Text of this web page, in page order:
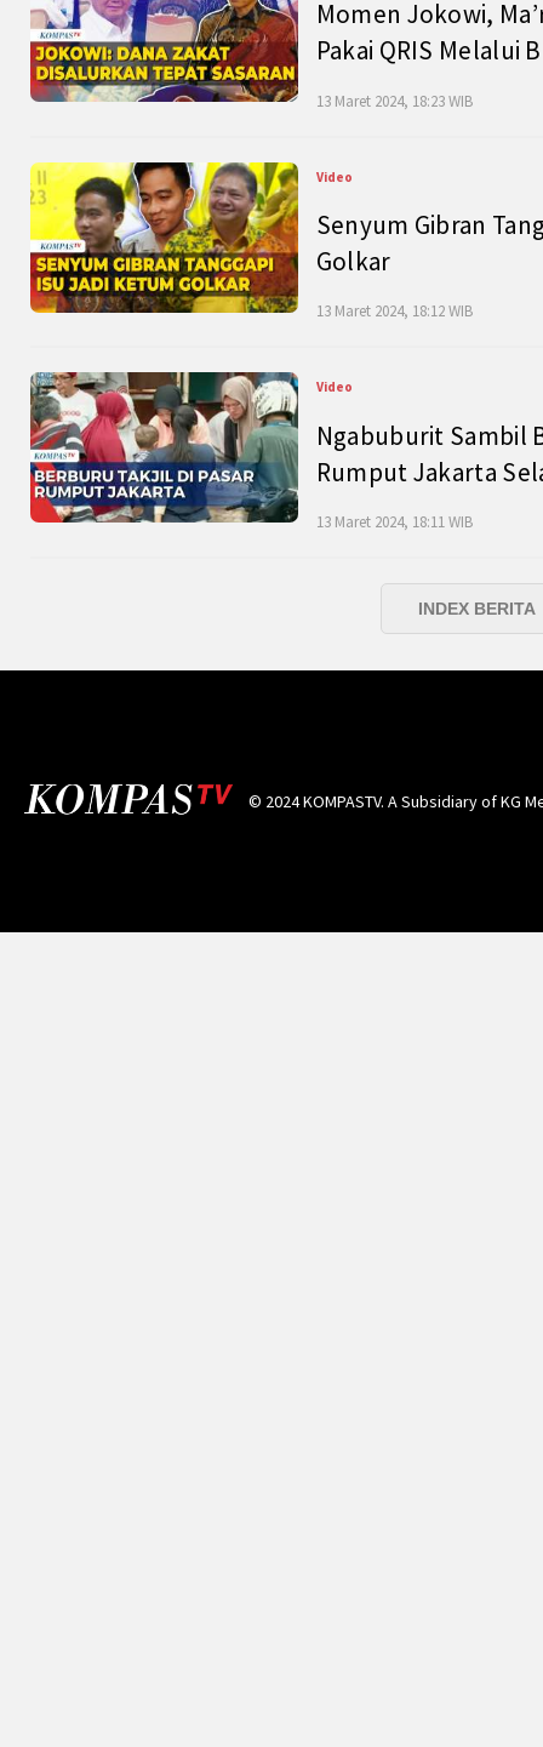
Momen Jokowi,
Pakai QRIS Melalui
13 Maret 2024, 18:23 WIB
Video
Senyum Gibran
Golkar
13 Maret 2024, 18:12 WIB
Video
Ngabuburit Sambil
Rumput Jakarta
13 Maret 2024, 18:11 WIB
INDEX BERITA
© 2024 KOMPASTV. A Subsidiary ofKG